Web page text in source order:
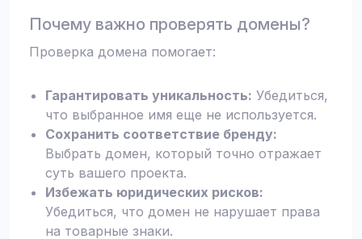
Почему важно проверять домены?
Проверка домена помогает:
Гарантировать уникальность: Убедиться,
что выбранное имя еще не используется.
Сохранить соответствие бренду:
Выбрать домен, который точно отражает
суть вашего проекта.
Избежать юридических рисков:
Убедиться, что домен не нарушает права
на товарные знаки.